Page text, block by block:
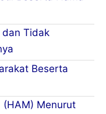
dan Tidak
Beserta
(HAM) Menurut